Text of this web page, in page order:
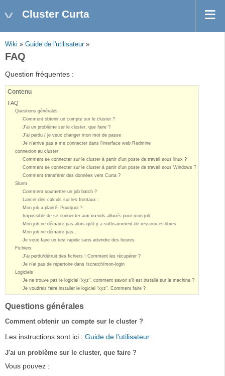
Cluster Curta
Wiki » Guide de l'utilisateur»
FAQ
Question fréquentes :
Contenu
FAQ
Questions générales
Comment obtenir un compte sur le cluster ?
J'ai un problème sur le cluster, que faire ?
J'ai perdu / je veux changer mon mot de passe
Je n'arrive pas à me connecter dans l'interface web Redmine
connexion au cluster
Comment se connecter sur le cluster à partir d'un poste de travail sous linux ?
Comment se connecter sur le cluster à partir d'un poste de travail sous Windows ?
Comment transférer des données vers Curta ?
Slurm
Comment soumettre un job batch ?
Lancer des calculs sur les frontaux :
Mon job a planté. Pourquoi ?
Impossible de se connecter aux nœuds alloués pour mon job
Mon job ne démarre pas alors qu'il y a suffisamment de ressources libres
Mon job ne démarre pas...
Je veux faire un test rapide sans attendre des heures
Fichiers
J'ai perdu/détruit des fichiers ! Comment les récupérer ?
Je n'ai pas de répertoire dans /scratch/mon-login
Logiciels
Je ne trouve pas le logiciel "xyz", comment savoir s'il est installé sur la machine ?
Je voudrais faire installer le logiciel "xyz". Comment faire ?
Questions générales
Comment obtenir un compte sur le cluster ?
Les instructions sont ici : Guide de l'utilisateur
J'ai un problème sur le cluster, que faire ?
Vous pouvez :